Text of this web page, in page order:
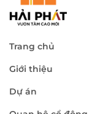
Trang chủ
Giới thiệu
Dự án